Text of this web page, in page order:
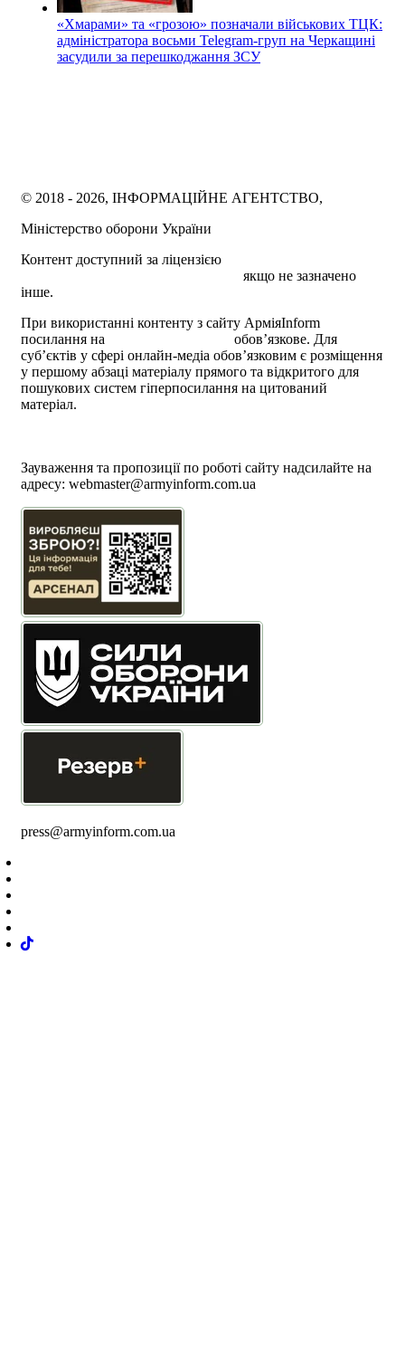
«Хмарами» та «грозою» позначали військових ТЦК:
адміністратора восьми Telegram-груп на Черкащині
засудили за перешкоджання ЗСУ
© 2018 - 2026, ІНФОРМАЦІЙНЕ АГЕНТСТВО,
Міністерство оборони України
Контент доступний за ліцензією
якщо не зазначено
інше.
При використанні контенту з сайту АрміяInform
посилання на
обов’язкове. Для
суб’єктів у сфері онлайн-медіа обов’язковим є розміщення
у першому абзаці матеріалу прямого та відкритого для
пошукових систем гіперпосилання на цитований
матеріал.
Зауваження та пропозиції по роботі сайту надсилайте на
адресу: webmaster@armyinform.com.ua
press@armyinform.com.ua